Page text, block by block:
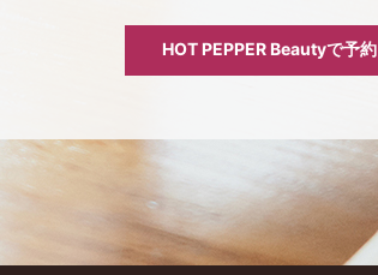
HOT PEPPER Beautyで予約